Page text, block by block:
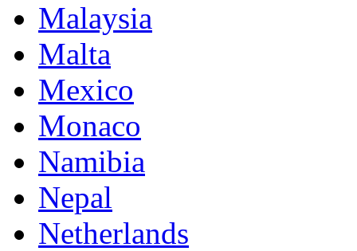
Malaysia
Malta
Mexico
Monaco
Namibia
Nepal
Netherlands